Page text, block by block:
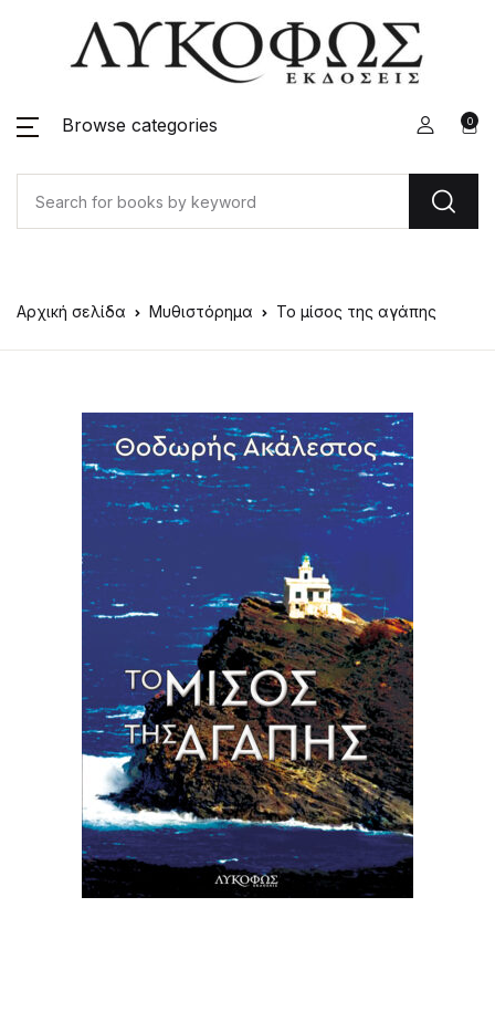
Browse categories 0
Αρχική σελίδα Μυθιστόρημα Το μίσος της αγάπης